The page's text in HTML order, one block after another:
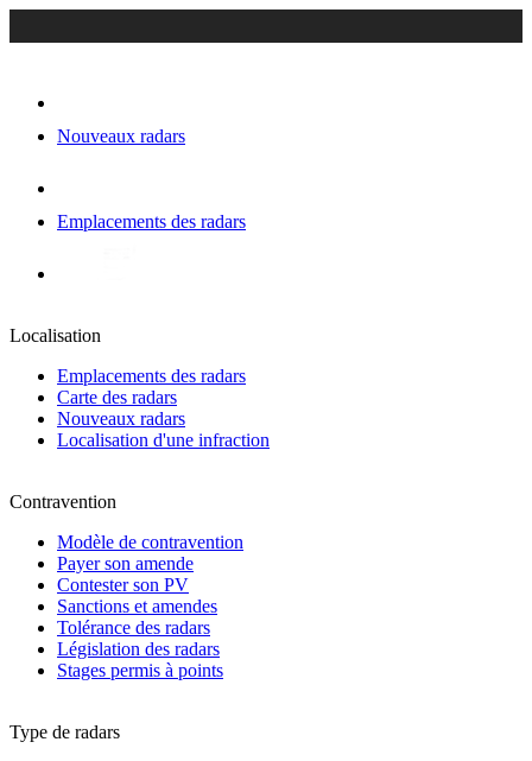
Nouveaux radars
Emplacements des radars
Localisation
Emplacements des radars
Carte des radars
Nouveaux radars
Localisation d'une infraction
Contravention
Modèle de contravention
Payer son amende
Contester son PV
Sanctions et amendes
Tolérance des radars
Législation des radars
Stages permis à points
Type de radars